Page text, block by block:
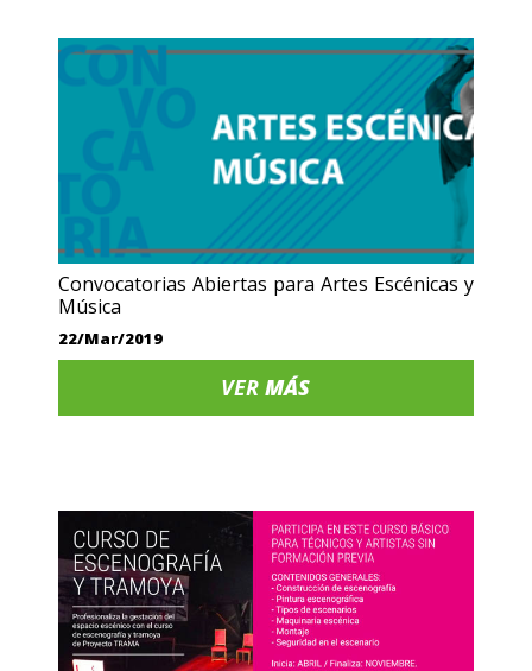
Convocatorias Abiertas para Artes Escénicas y
Música
22/Mar/2019
VERMÁS